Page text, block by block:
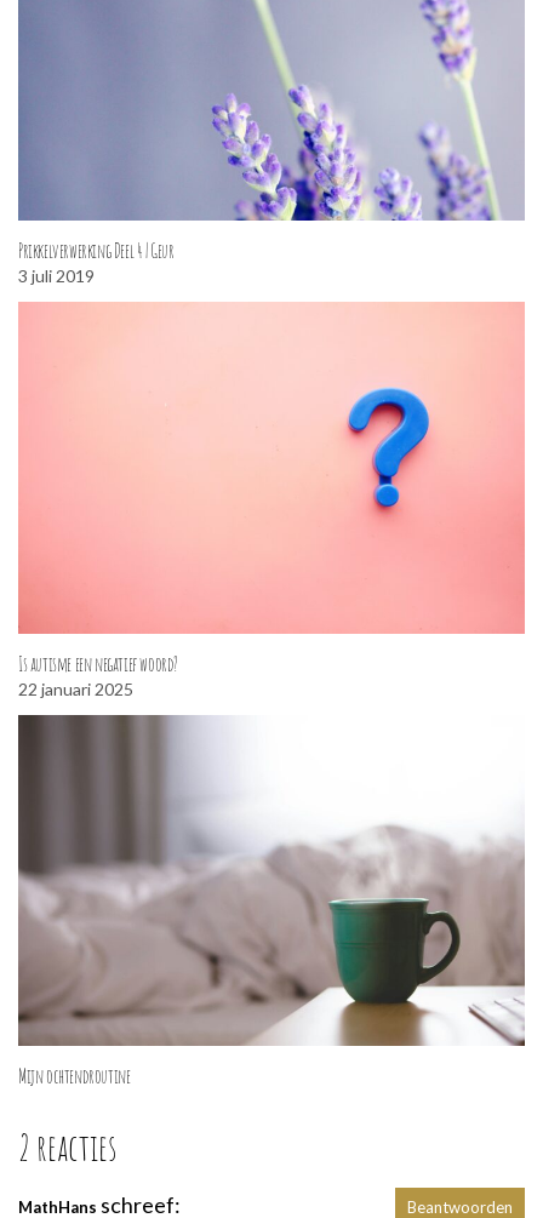
Prikkelverwerking Deel 4 | Geur
3 juli 2019
Is autisme een negatief woord?
22 januari 2025
Mijn ochtendroutine
2 reacties
MathHans schreef: Beantwoorden